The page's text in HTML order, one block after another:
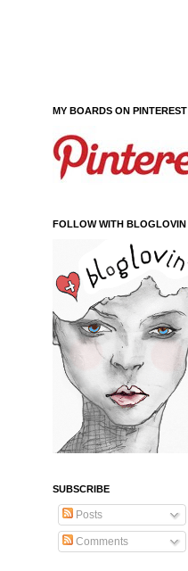
MY BOARDS ON PINTEREST
FOLLOW WITH BLOGLOVIN
SUBSCRIBE
Posts
Comments